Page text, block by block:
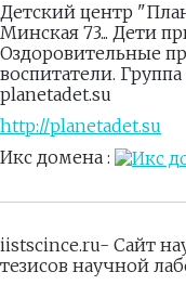
Детский центр
Минская 73... Дети
Оздоровительные
воспитатели.
planetadet.su
http://planetadet.su
Икс домена :
iistscince.ru- Сайт
тезисов научной